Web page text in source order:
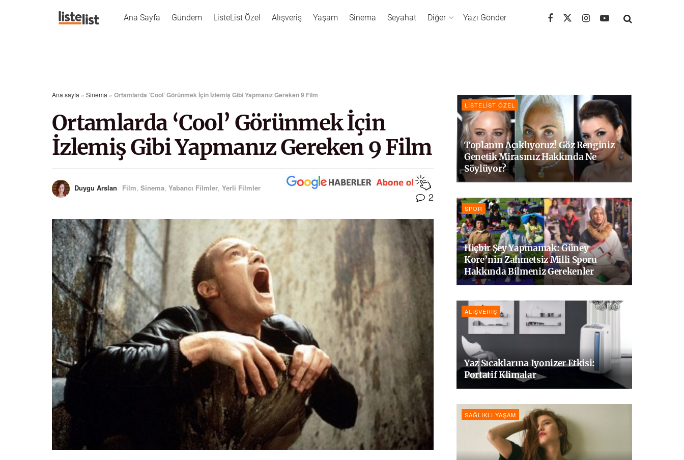
Ana Sayfa Gündem ListeList Özel Alışveriş Yaşam Sinema Seyahat Diğer Yazı Gönder
Ana sayfa » Sinema » Ortamlarda ‘Cool’ Görünmek İçin İzlemiş Gibi Yapmanız Gereken 9 Film
Ortamlarda ‘Cool’ Görünmek İçin
İzlemiş Gibi Yapmanız Gereken 9 Film
Duygu Arslan Film, Sinema, Yabancı Filmler, Yerli Filmler
2
LISTELIST ÖZEL
Toplanın Açıklıyoruz! Göz Renginiz
Genetik Mirasınız Hakkında Ne
Söylüyor?
SPOR
Hiçbir Şey Yapmamak: Güney
Kore’nin Zahmetsiz Milli Sporu
Hakkında Bilmeniz Gerekenler
ALIŞVERIŞ
Yaz Sıcaklarına Iyonizer Etkisi:
Portatif Klimalar
SAĞLIKLI YAŞAM